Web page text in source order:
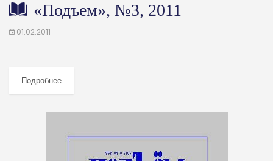
«Подъем», №3, 2011
01.02.2011
Подробнее